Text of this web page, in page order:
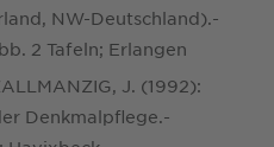
NW-Deutschland).-
2 Tafeln; Erlangen
J. (1992):
Denkmalpflege.-